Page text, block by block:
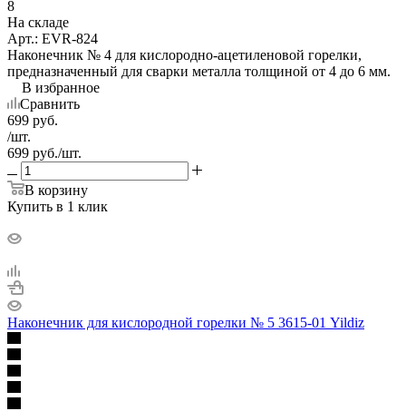
8
На складе
Арт.: EVR-824
Наконечник № 4 для кислородно-ацетиленовой горелки,
предназначенный для сварки металла толщиной от 4 до 6 мм.
В избранное
Сравнить
699 руб.
/шт.
699 руб./шт.
В корзину
Купить в 1 клик
Наконечник для кислородной горелки № 5 3615-01 Yildiz